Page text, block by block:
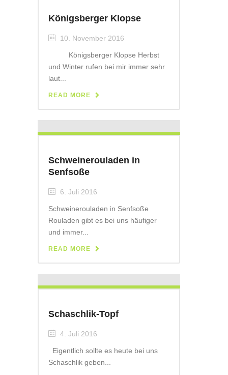
Königsberger Klopse
10. November 2016
Königsberger Klopse Herbst
und Winter rufen bei mir immer sehr
laut...
READ MORE
Schweinerouladen in
Senfsoße
6. Juli 2016
Schweinerouladen in Senfsoße
Rouladen gibt es bei uns häufiger
und immer...
READ MORE
Schaschlik-Topf
4. Juli 2016
Eigentlich sollte es heute bei uns
Schaschlik geben...